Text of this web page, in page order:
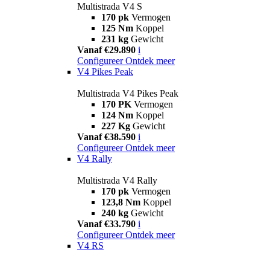
Multistrada V4 S
170 pk Vermogen
125 Nm Koppel
231 kg Gewicht
Vanaf €29.890 i
Configureer Ontdek meer
V4 Pikes Peak
Multistrada V4 Pikes Peak
170 PK Vermogen
124 Nm Koppel
227 Kg Gewicht
Vanaf €38.590 i
Configureer Ontdek meer
V4 Rally
Multistrada V4 Rally
170 pk Vermogen
123,8 Nm Koppel
240 kg Gewicht
Vanaf €33.790 i
Configureer Ontdek meer
V4 RS